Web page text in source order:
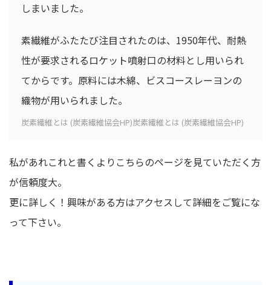
しまいました。
素繊維がふたたび注目されたのは、1950年代、耐熱
性が要求されるロケット噴射口の材料とし用いられ
てからです。原料には木綿、ビスコースレーヨンの
織物が用いられました。
炭素繊維とは (炭素繊維協会HP)炭素繊維とは (炭素繊維協会HP)
私があれこれと書くよりこちらのページを見ていただく方
が信頼度大。
更に詳しく！興味がある方はアクセスして詳細をご覧にな
って下さい。